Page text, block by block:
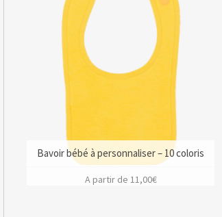
Bavoir bébé à personnaliser – 10 coloris
A partir de 11,00€